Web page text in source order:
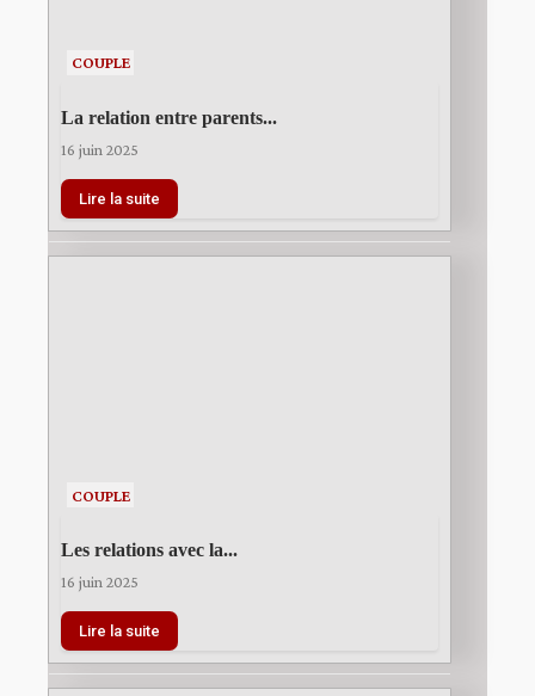
COUPLE
La relation entre parents...
16 juin 2025
Lire la suite
COUPLE
Les relations avec la...
16 juin 2025
Lire la suite